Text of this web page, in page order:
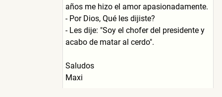
años me hizo el amor apasionadamente.
- Por Dios, Qué les dijiste?
- Les dije: "Soy el chofer del presidente y
acabo de matar al cerdo".
Saludos
Maxi